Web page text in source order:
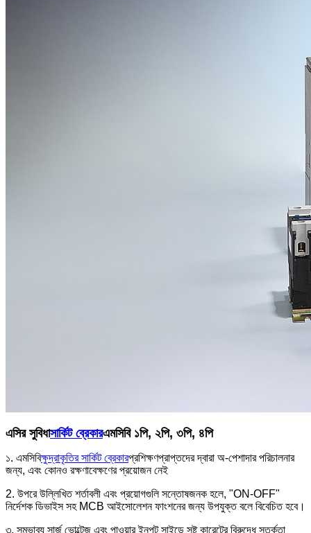
এসির সুবিধাসার্কিট ব্রেকারএমসিবি ১পি, ২পি, ৩পি, ৪পি
১. এমসিবিক্ষুদ্রাকৃতির সার্কিট ব্রেকারপ্রশিক্ষণপ্রাপ্তদের দ্বারা অ-পেশাদার পরিচালনার
জন্য, এবং কোনও রক্ষণাবেক্ষণের প্রয়োজন নেই
2. উপরে উল্লিখিত শর্তাবলী এবং প্রয়োগগুলি সন্তোষজনক হলে, "ON-OFF"
নির্দেশক ডিভাইস সহ MCB আইসোলেশন ফাংশনের জন্য উপযুক্ত বলে বিবেচিত হবে।
৩. সম্ভাব্য সার্জ ভোল্টেজ এবং পাওয়ার ইনপুট সাইডে সৃষ্ট কারেন্টের বিরুদ্ধে সতর্কতা